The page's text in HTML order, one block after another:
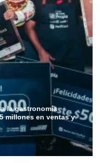
la gastronomía
millones en ventas y